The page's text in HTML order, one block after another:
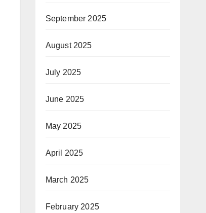
September 2025
August 2025
July 2025
June 2025
May 2025
April 2025
March 2025
February 2025